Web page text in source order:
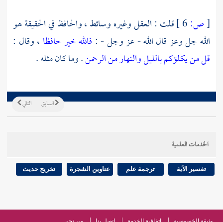
[ص:
قلت : العقل وغيره وسائط ، والحافظ في الحقيقة هو
الله جل وعز قال الله - عز وجل - : فالله خير حافظا ، وقال :
قل من يكلؤكم بالليل والنهار من الرحمن. وما كان مثله .
التالي السابق
الخدمات العلمية
تفسير الآية ترجمة علم عناوين الشجرة تخريج حديث